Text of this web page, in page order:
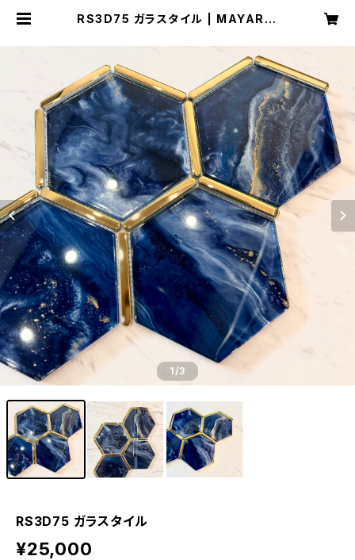
RS3D75 ガラスタイル | MAYARIK
1/3
RS3D75 ガラスタイル
¥25,000